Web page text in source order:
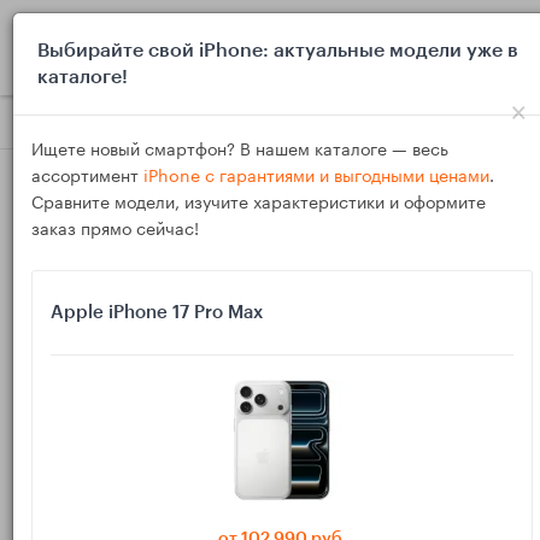
Блог Выбор и покупка Как проверить перед покупкой,
24
Как проверить перед покупкой, поддерживает
ли iPhone, iPad или MacBook USB-C хаб без
конфликтов по питанию и портам
Выбирайте свой iPhone: актуальные модели уже в
каталоге!
×
Ищете новый смартфон? В нашем каталоге — весь
ассортимент iPhone с гарантиями и выгодными ценами.
Сравните модели, изучите характеристики и оформите
заказ прямо сейчас!
Apple iPhone 17 Pro Max